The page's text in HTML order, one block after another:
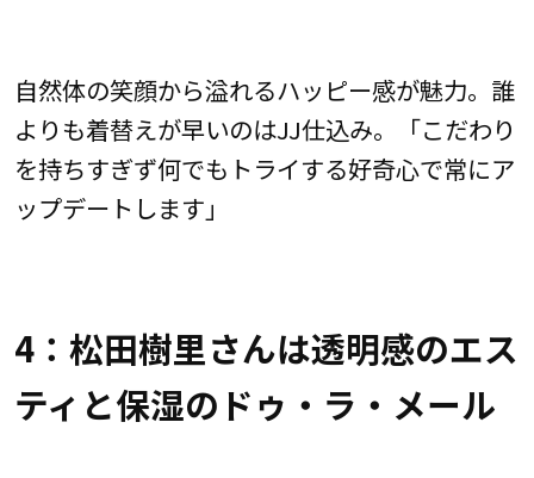
自然体の笑顔から溢れるハッピー感が魅力。誰
よりも着替えが早いのはJJ仕込み。「こだわり
を持ちすぎず何でもトライする好奇心で常にア
ップデートします」
4：松田樹里さんは透明感のエス
ティと保湿のドゥ・ラ・メール